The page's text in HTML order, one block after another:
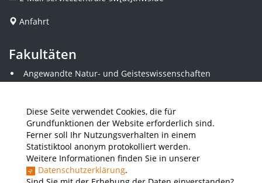
Diese Seite verwendet Cookies, die für
Grundfunktionen der Website erforderlich sind.
Ferner soll Ihr Nutzungsverhalten in einem
Statistiktool anonym protokolliert werden.
Weitere Informationen finden Sie in unserer
Datenschutzerklärung.
Anfahrt
Fakultäten
Angewandte Natur- und Geisteswissenschaften
Angewandte Sozialwissenschaften
Elektrotechnik
Gestaltung
Informatik und Wirtschaftsinformatik
Kunststofftechnik und Vermessung
Maschinenbau
THWS Business School
Wirtschaftsingenieurwesen